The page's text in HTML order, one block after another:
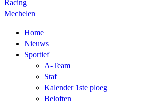
Home
Nieuws
Sportief
A-Team
Staf
Kalender 1ste ploeg
Beloften